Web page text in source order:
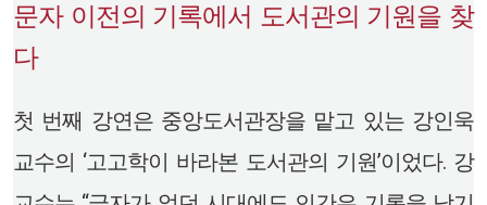
문자 이전의 기록에서 도서관의 기원을 찾
다
첫 번째 강연은 중앙도서관장을 맡고 있는 강인욱
교수의 ‘고고학이 바라본 도서관의 기원’이었다. 강